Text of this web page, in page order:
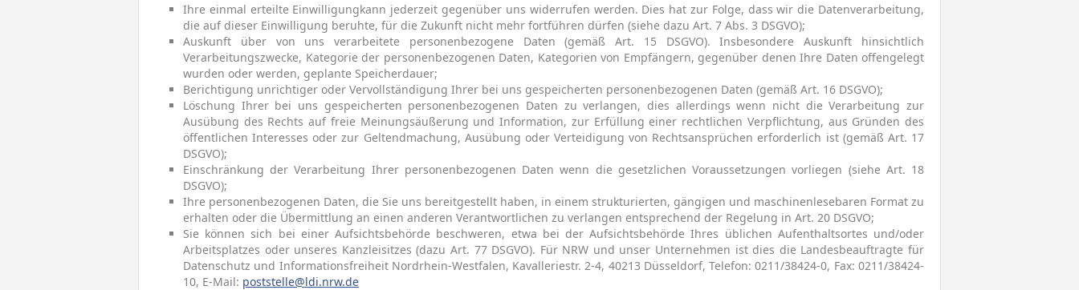
Ihre einmal erteilte Einwilligungkann jederzeit gegenüber uns widerrufen werden. Dies hat zur Folge, dass wir die Datenverarbeitung,
die auf dieser Einwilligung beruhte, für die Zukunft nicht mehr fortführen dürfen (siehe dazu Art. 7 Abs. 3 DSGVO);
Auskunft über von uns verarbeitete personenbezogene Daten (gemäß Art. 15 DSGVO). Insbesondere Auskunft hinsichtlich
Verarbeitungszwecke, Kategorie der personenbezogenen Daten, Kategorien von Empfängern, gegenüber denen Ihre Daten offengelegt
wurden oder werden, geplante Speicherdauer;
Berichtigung unrichtiger oder Vervollständigung Ihrer bei uns gespeicherten personenbezogenen Daten (gemäß Art. 16 DSGVO);
Löschung Ihrer bei uns gespeicherten personenbezogenen Daten zu verlangen, dies allerdings wenn nicht die Verarbeitung zur
Ausübung des Rechts auf freie Meinungsäußerung und Information, zur Erfüllung einer rechtlichen Verpflichtung, aus Gründen des
öffentlichen Interesses oder zur Geltendmachung, Ausübung oder Verteidigung von Rechtsansprüchen erforderlich ist (gemäß Art. 17
DSGVO);
Einschränkung der Verarbeitung Ihrer personenbezogenen Daten wenn die gesetzlichen Voraussetzungen vorliegen (siehe Art. 18
DSGVO);
Ihre personenbezogenen Daten, die Sie uns bereitgestellt haben, in einem strukturierten, gängigen und maschinenlesebaren Format zu
erhalten oder die Übermittlung an einen anderen Verantwortlichen zu verlangen entsprechend der Regelung in Art. 20 DSGVO;
Sie können sich bei einer Aufsichtsbehörde beschweren, etwa bei der Aufsichtsbehörde Ihres üblichen Aufenthaltsortes und/oder
Arbeitsplatzes oder unseres Kanzleisitzes (dazu Art. 77 DSGVO). Für NRW und unser Unternehmen ist dies die Landesbeauftragte für
Datenschutz und Informationsfreiheit Nordrhein-Westfalen, Kavalleriestr. 2-4, 40213 Düsseldorf, Telefon: 0211/38424-0, Fax: 0211/38424-
10, E-Mail: poststelle@ldi.nrw.de